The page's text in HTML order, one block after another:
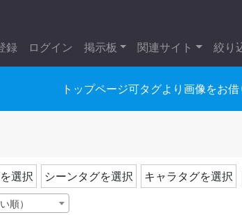
録 ログイン 掲示板 関連サイト 絞り
トップページ可タグより画像をお
選択 シーンタグを選択 キャラタグを選択
順）